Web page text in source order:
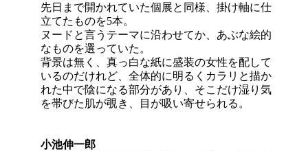
先日まで開かれていた個展と同様、掛け軸に仕
立てたものを5本。
ヌードと言うテーマに沿わせてか、あぶな絵的
なものを選っていた。
背景は無く、真っ白な紙に盛装の女性を配して
いるのだけれど、全体的に明るくカラリと描か
れた中で陰になる部分があり、そこだけ湿り気
を帯びた肌が覗き、目が吸い寄せられる。
小池伸一郎